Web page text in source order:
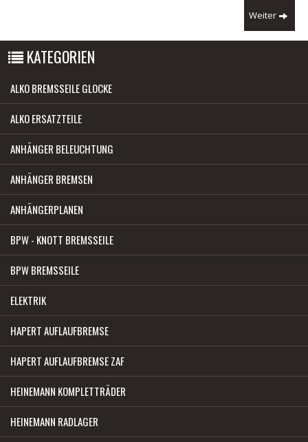
Weiter
KATEGORIEN
ALKO BREMSSEILE GLOCKE
ALKO ERSATZTEILE
ANHÄNGER BELEUCHTUNG
ANHÄNGER BREMSEN
ANHÄNGERPLANEN
BPW - KNOTT BREMSSEILE
BPW BREMSSEILE
ELEKTRIK
HAPERT AUFLAUFBREMSE
HAPERT AUFLAUFBREMSE ZAF
HEINEMANN KOMPLETTRÄDER
HEINEMANN RADLAGER